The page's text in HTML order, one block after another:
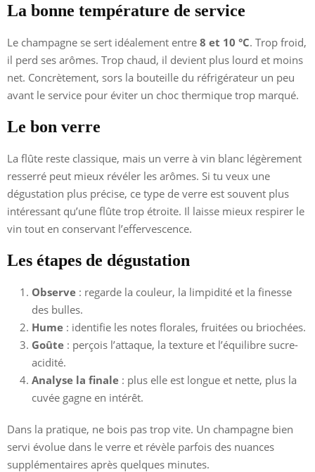
La bonne température de service
Le champagne se sert idéalement entre 8 et 10 °C. Trop froid,
il perd ses arômes. Trop chaud, il devient plus lourd et moins
net. Concrètement, sors la bouteille du réfrigérateur un peu
avant le service pour éviter un choc thermique trop marqué.
Le bon verre
La flûte reste classique, mais un verre à vin blanc légèrement
resserré peut mieux révéler les arômes. Si tu veux une
dégustation plus précise, ce type de verre est souvent plus
intéressant qu’une flûte trop étroite. Il laisse mieux respirer le
vin tout en conservant l’effervescence.
Les étapes de dégustation
Observe : regarde la couleur, la limpidité et la finesse
des bulles.
Hume : identifie les notes florales, fruitées ou briochées.
Goûte : perçois l’attaque, la texture et l’équilibre sucre-
acidité.
Analyse la finale : plus elle est longue et nette, plus la
cuvée gagne en intérêt.
Dans la pratique, ne bois pas trop vite. Un champagne bien
servi évolue dans le verre et révèle parfois des nuances
supplémentaires après quelques minutes.